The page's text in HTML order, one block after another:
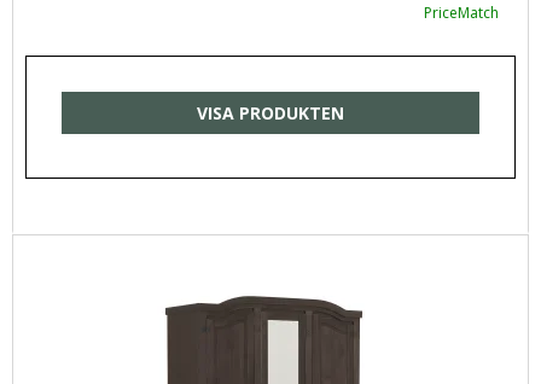
PriceMatch
VISA PRODUKTEN